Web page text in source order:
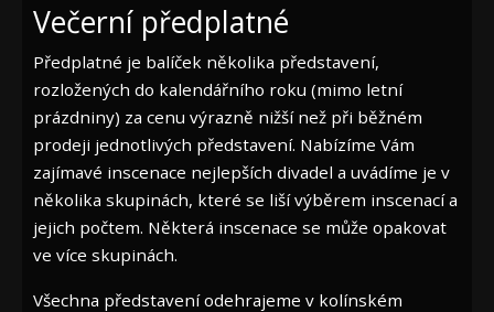
Večerní předplatné
Předplatné je balíček několika představení,
rozložených do kalendářního roku (mimo letní
prázdniny) za cenu výrazně nižší než při běžném
prodeji jednotlivých představení. Nabízíme Vám
zajímavé inscenace nejlepších divadel a uvádíme je v
několika skupinách, které se liší výběrem inscenací a
jejich počtem. Některá inscenace se může opakovat
ve více skupinách.
Všechna představení odehrajeme v kolínském